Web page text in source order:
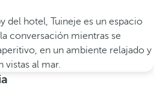
del hotel, Tuineje es un espacio
conversación mientras se
en un ambiente relajado y
vistas al mar.